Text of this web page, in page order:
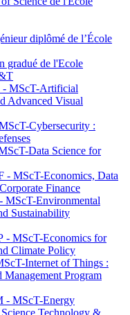
diplômé de l’École
gradué de l'Ecole
MScT-Artificial
Advanced Visual
Cybersecurity :
Data Science for
- MScT-Economics, Data
Finance
MScT-Environmental
Sustainability
- MScT-Economics for
Climate Policy
Internet of Things :
Management Program
- MScT-Energy
Technology &